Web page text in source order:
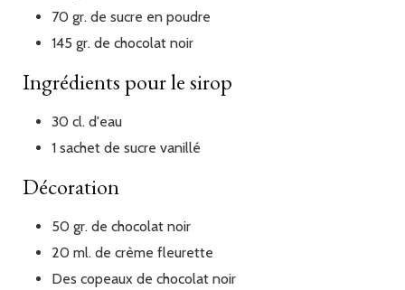
70 gr. de sucre en poudre
145 gr. de chocolat noir
Ingrédients pour le sirop
30 cl. d'eau
1 sachet de sucre vanillé
Décoration
50 gr. de chocolat noir
20 ml. de crème fleurette
Des copeaux de chocolat noir